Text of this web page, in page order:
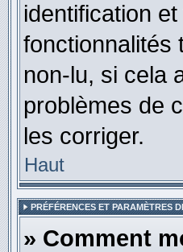
identification
fonctionnalités
non-lu, si cela
problèmes de
les corriger.
Haut
PRÉFÉRENCES ET PARAMÈTRES
» Comment